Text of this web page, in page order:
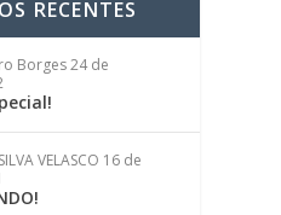
RECENTES
Borges24 de
VELASCO 16 de